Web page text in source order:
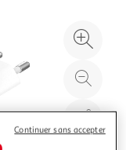
à
100
le
Continuer sans accepter